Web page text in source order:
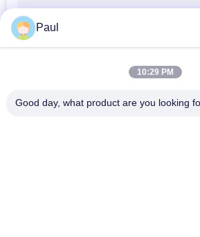
Paul
10:29 PM
Good day, what product are you looking